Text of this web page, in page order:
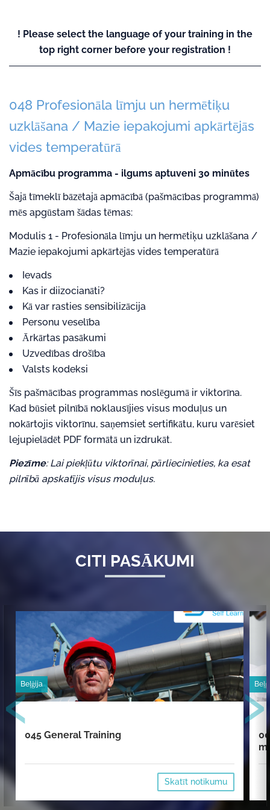
! Please select the language of your training in the
top right corner before your registration !
048 Profesionāla līmju un hermētiķu
uzklāšana / Mazie iepakojumi apkārtējās
vides temperatūrā
Apmācību programma - ilgums aptuveni 30 minūtes
Šajā tīmeklī bāzētajā apmācībā (pašmācības programmā)
mēs apgūstam šādas tēmas:
Modulis 1 - Profesionāla līmju un hermētiķu uzklāšana /
Mazie iepakojumi apkārtējās vides temperatūrā
Ievads
Kas ir diizocianāti?
Kā var rasties sensibilizācija
Personu veselība
Ārkārtas pasākumi
Uzvedības drošība
Valsts kodeksi
Šīs pašmācības programmas noslēgumā ir viktorīna.
Kad būsiet pilnībā noklausījies visus moduļus un
nokārtojis viktorīnu, saņemsiet sertifikātu, kuru varēsiet
lejupielādēt PDF formātā un izdrukāt.
Piezīme: Lai piekļūtu viktorīnai, pārliecinieties, ka esat
pilnībā apskatījis visus moduļus.
CITI PASĀKUMI
Beļģija
045 General Training
Skatīt notikumu
‹ ›